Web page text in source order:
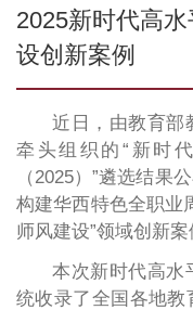
2025新时代高
设创新案例
近日，由教育部
牵头组织的“新时
（2025）”遴选结果
构建华西特色全职业
师风建设”领域创新
本次新时代高水
统收录了全国各地